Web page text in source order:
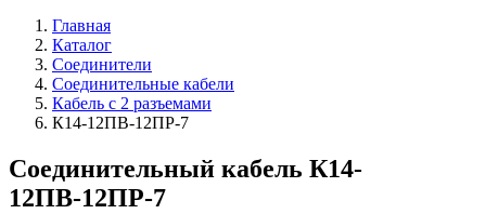
Главная
Каталог
Соединители
Соединительные кабели
Кабель с 2 разъемами
К14-12ПВ-12ПР-7
Соединительный кабель К14-
12ПВ-12ПР-7